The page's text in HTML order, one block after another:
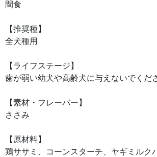
間食
【推奨種】
全犬種用
【ライフステージ】
歯が弱い幼犬や高齢犬に与えないでくだ
【素材・フレーバー】
ささみ
【原材料】
鶏ササミ、コーンスターチ、ヤギミルク